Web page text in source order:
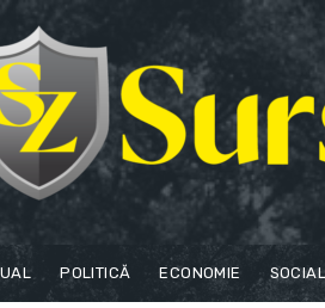
POLITICĂ ECONOMIE SOCIAL